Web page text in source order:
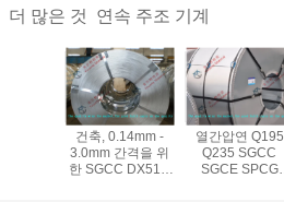
더 많은 것 연속 주조 기계
건축, 0.14mm -
3.0mm 간격을 위
한 SGCC DX51D
열간압연 Q195
Q235 SGCC
SGCE SPCG